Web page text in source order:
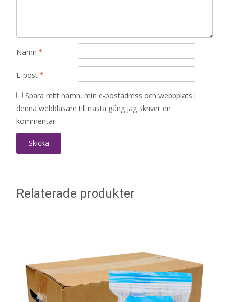
Namn *
E-post *
Spara mitt namn, min e-postadress och webbplats i
denna webbläsare till nästa gång jag skriver en
kommentar.
Relaterade produkter